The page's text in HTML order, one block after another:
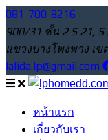
081-700-8216
900/31 ชั้น 2 S 21,
แขวงบางโพงพาง เ
lalida.lp@gmail.com
หน้าแรก
เกี่ยวกับเรา